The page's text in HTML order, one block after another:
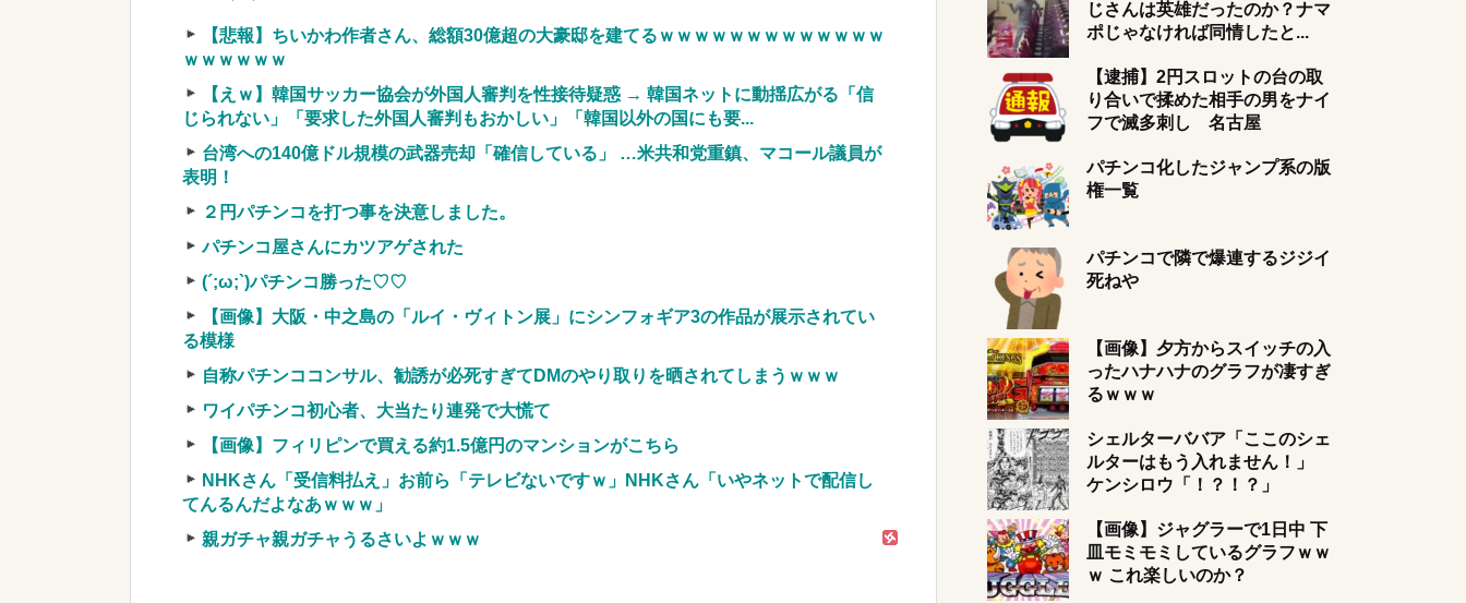
日経社説、入管庁の永住許可厳格化を猛批判「永住外国人の生活保護受給をなくす目
的、外国人の意欲をそがないか懸念」「外国人を一時的な労働力ではなく、... NEW!
【悲報】「美人すぎる県警本部長」、離任wwwwwww
【画像】居酒屋さん、6人で長居して会計4939円しか使わない客にお気持ち表明してし
まう←コレどっちが悪いんや？？？？？？ NEW!
【速報】北海道江別大学生殺人事件、主犯格の川口被告(19)に無期懲役の判決←これ、
妥当だと思う？？？？？？
うw w w w w w w w
NEW!
実質確率という罠
車上のテントでキャンプ 民泊施設が車のレンタル 五所川原 青森
【競馬・難解】6/30(水)第44回帝王賞(JpnI) Part6 みんなの予想
名機が生まれなかった悲しい枠
Powered by livedoor 相互RSS
【悲報】ちいかわ作者さん、総額30億超の大豪邸を建てるｗｗｗｗｗｗｗｗｗｗｗｗｗ
ｗｗｗｗｗｗ
【えｗ】韓国サッカー協会が外国人審判を性接待疑惑 → 韓国ネットに動揺広がる「信
じられない」「要求した外国人審判もおかしい」「韓国以外の国にも要...
台湾への140億ドル規模の武器売却「確信している」 …米共和党重鎮、マコール議員が
表明！
２円パチンコを打つ事を決意しました。
パチンコ屋さんにカツアゲされた
(´;ω;`)パチンコ勝った♡♡
【画像】大阪・中之島の「ルイ・ヴィトン展」にシンフォギア3の作品が展示されてい
る模様
自称パチンココンサル、勧誘が必死すぎてDMのやり取りを晒されてしまうｗｗｗ
ワイパチンコ初心者、大当たり連発で大慌て
【画像】フィリピンで買える約1.5億円のマンションがこちら
NHKさん「受信料払え」お前ら「テレビないですｗ」NHKさん「いやネットで配信し
てんるんだよなあｗｗｗ」
親ガチャ親ガチャうるさいよｗｗｗ
じさんは英雄だったのか？ナマ
ポじゃなければ同情したと...
【逮捕】2円スロットの台の取
り合いで揉めた相手の男をナイ
フで滅多刺し 名古屋
パチンコ化したジャンプ系の版
権一覧
パチンコで隣で爆連するジジイ
死ねや
【画像】夕方からスイッチの入
ったハナハナのグラフが凄すぎ
るｗｗｗ
シェルターババア「ここのシェ
ルターはもう入れません！」
ケンシロウ「！？！？」
【画像】ジャグラーで1日中 下
皿モミモミしているグラフｗｗ
ｗ これ楽しいのか？